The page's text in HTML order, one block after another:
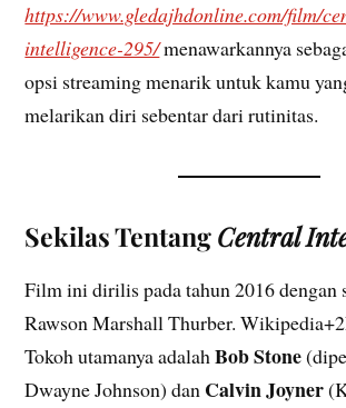
https://www.gledajhdonline.com/film/
intelligence-295/menawarkannya
opsi streaming menarik untuk kamu
melarikan diri sebentar dari rutinitas.
Sekilas TentangCentral
Film ini dirilis pada tahun 2016 dengan
Rawson Marshall Thurber.
Tokoh utamanya adalahBob Stone
Dwayne Johnson) dan Calvin Joyner